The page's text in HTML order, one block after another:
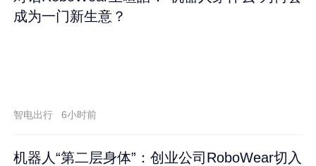
成为一门新生意？
智电出行 6小时前
机器人“第二层身体”：创业公司RoboWear切入